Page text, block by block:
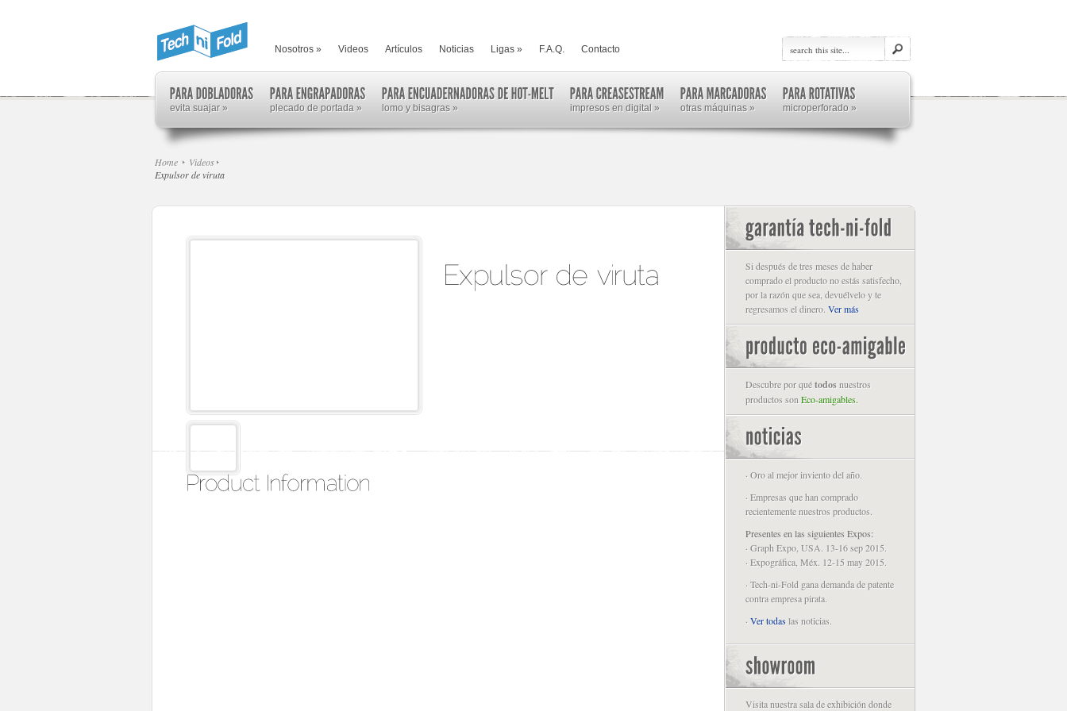
Nosotros » Videos Artículos Noticias Ligas » F.A.Q. Contacto
evita suajar» plecado de portada » lomo y bisagras » impresos en digital » otras máquinas » microperforado »
Home
Videos
Expulsor de viruta
Si después de tres meses de haber
comprado el producto no estás satisfecho,
por la razón que sea, devuélvelo y te
regresamos el dinero. Ver más
Descubre por quétodosnuestros
productos son Eco-amigables.
· Oro al mejor inviento del año.
· Empresas que han comprado
recientemente nuestros productos.
Presentes en las siguientes Expos:
· Graph Expo, USA. 13-16 sep 2015.
· Expográfica, Méx. 12-15 may 2015.
· Tech-ni-Fold gana demanda de patente
contra empresa pirata.
· Ver todas las noticias.
Visita nuestra sala de exhibición donde